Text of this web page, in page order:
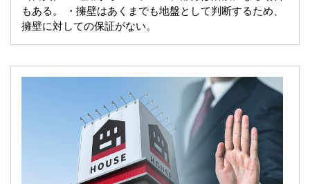
もある。
・擁壁はあくまでも地盤として判断するため、
擁壁に対しての保証がない。